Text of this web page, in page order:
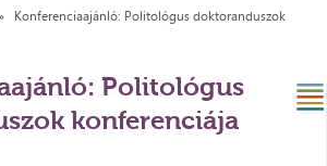
Konferenciaajánló: Politológus doktoranduszok
Politológus
konferenciája